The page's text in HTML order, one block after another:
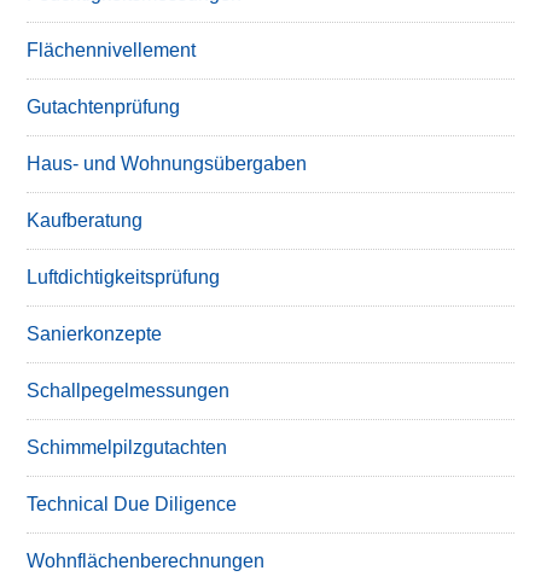
Flächennivellement
Gutachtenprüfung
Haus- und Wohnungsübergaben
Kaufberatung
Luftdichtigkeitsprüfung
Sanierkonzepte
Schallpegelmessungen
Schimmelpilzgutachten
Technical Due Diligence
Wohnflächenberechnungen